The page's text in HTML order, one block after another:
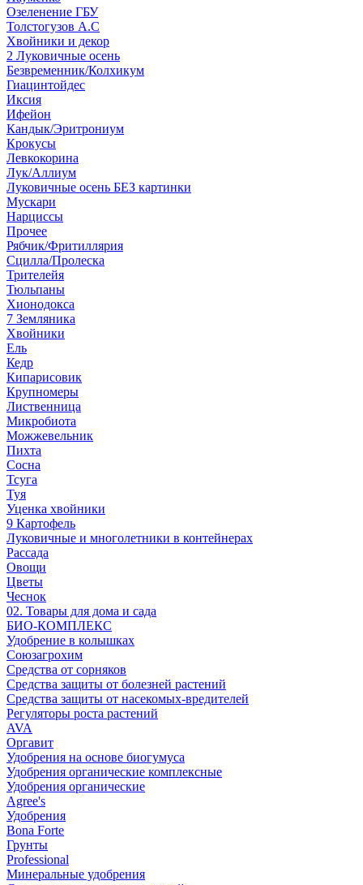
Озеленение ГБУ
Толстогузов А.С
Хвойники и декор
2 Луковичные осень
Безвременник/Колхикум
Гиацинтойдес
Иксия
Ифейон
Кандык/Эритрониум
Крокусы
Левкокорина
Лук/Аллиум
Луковичные осень БЕЗ картинки
Мускари
Нарциссы
Прочее
Рябчик/Фритиллярия
Сцилла/Пролеска
Трителейя
Тюльпаны
Хионодокса
7 Земляника
Хвойники
Ель
Кедр
Кипарисовик
Крупномеры
Лиственница
Микробиота
Можжевельник
Пихта
Сосна
Тсуга
Туя
Уценка хвойники
9 Картофель
Луковичные и многолетники в контейнерах
Рассада
Овощи
Цветы
Чеснок
02. Товары для дома и сада
БИО-КОМПЛЕКС
Удобрение в колышках
Союзагрохим
Средства от сорняков
Средства защиты от болезней растений
Средства защиты от насекомых-вредителей
Регуляторы роста растений
AVA
Оргавит
Удобрения на основе биогумуса
Удобрения органические комплексные
Удобрения органические
Agree's
Удобрения
Bona Forte
Грунты
Professional
Минеральные удобрения